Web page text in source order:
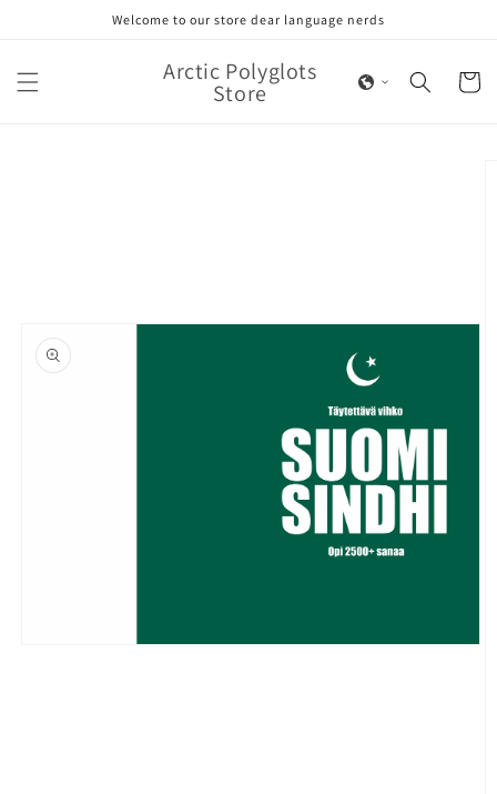
Welcome to our store dear language nerds
Arctic Polyglots
Store Cart